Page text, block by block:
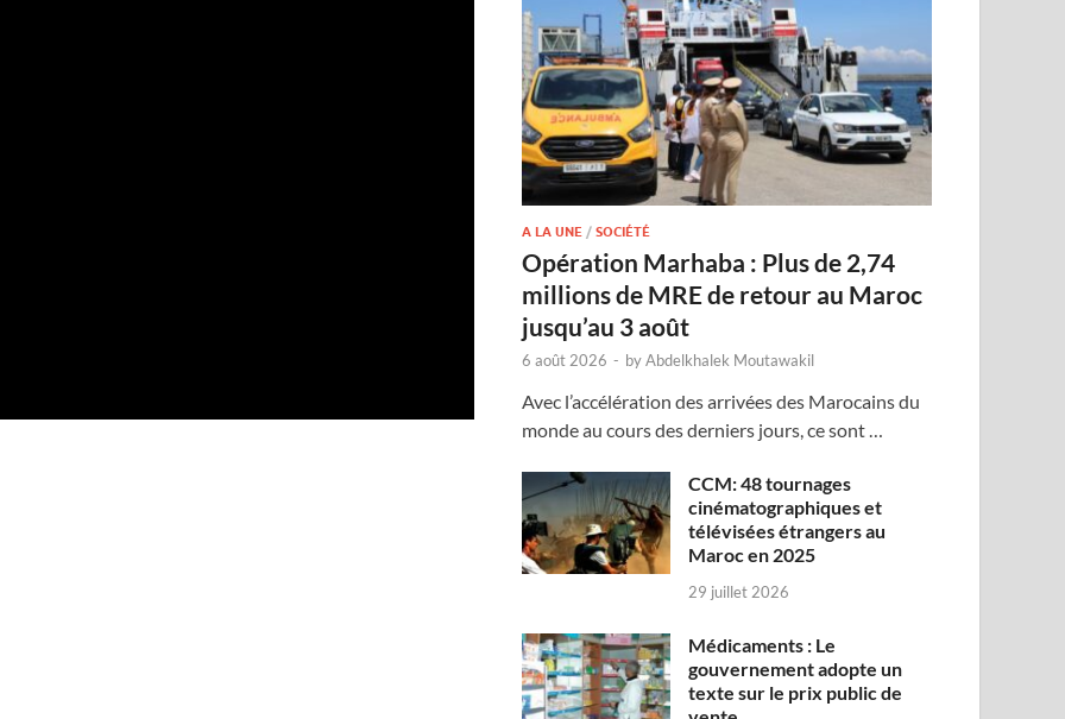
A LA UNE /SOCIÉTÉ
Opération Marhaba : Plus de 2,74
millions de MRE de retour au Maroc
jusqu’au 3 août
6 août 2026 - byAbdelkhalek Moutawakil
Avec l’accélération des arrivées des Marocains du
monde au cours des derniers jours, ce sont …
CCM: 48 tournages
cinématographiques et
télévisées étrangers au
Maroc en 2025
29 juillet 2026
Médicaments : Le
gouvernement adopte un
texte sur le prix public de